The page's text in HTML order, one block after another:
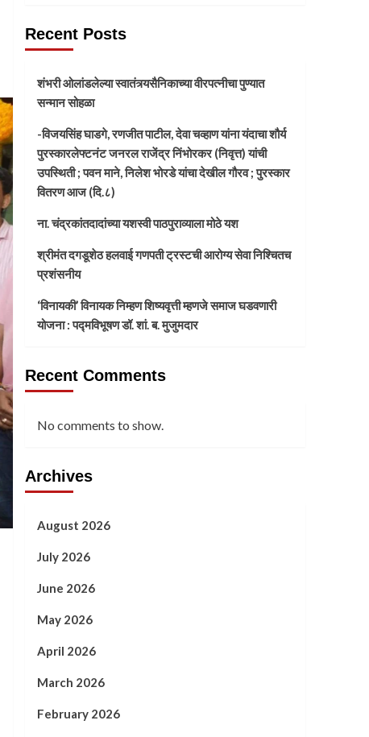
Recent Posts
शंभरी ओलांडलेल्या स्वातंत्र्यसैनिकाच्या वीरपत्नीचा पुण्यात
सन्मान सोहळा
-विजयसिंह घाडगे, रणजीत पाटील, देवा चव्हाण यांना यंदाचा शौर्य
पुरस्कारलेफ्टनंट जनरल राजेंद्र निंभोरकर (निवृत्त) यांची
उपस्थिती ; पवन माने, निलेश भोरडे यांचा देखील गौरव ; पुरस्कार
वितरण आज (दि.८)
ना. चंद्रकांतदादांच्या यशस्वी पाठपुराव्याला मोठे यश
श्रीमंत दगडूशेठ हलवाई गणपती ट्रस्टची आरोग्य सेवा निश्चितच
प्रशंसनीय
‘विनायकी’ विनायक निम्हण शिष्यवृत्ती म्हणजे समाज घडवणारी
योजना : पद्मविभूषण डॉ. शां. ब. मुजुमदार
Recent Comments
No comments to show.
Archives
August 2026
July 2026
June 2026
May 2026
April 2026
March 2026
February 2026